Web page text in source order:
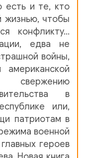
есть и те, кто
жизнью, чтобы
конфликту…
едва не
войны,
в
или,
патриотам в
военной
героев